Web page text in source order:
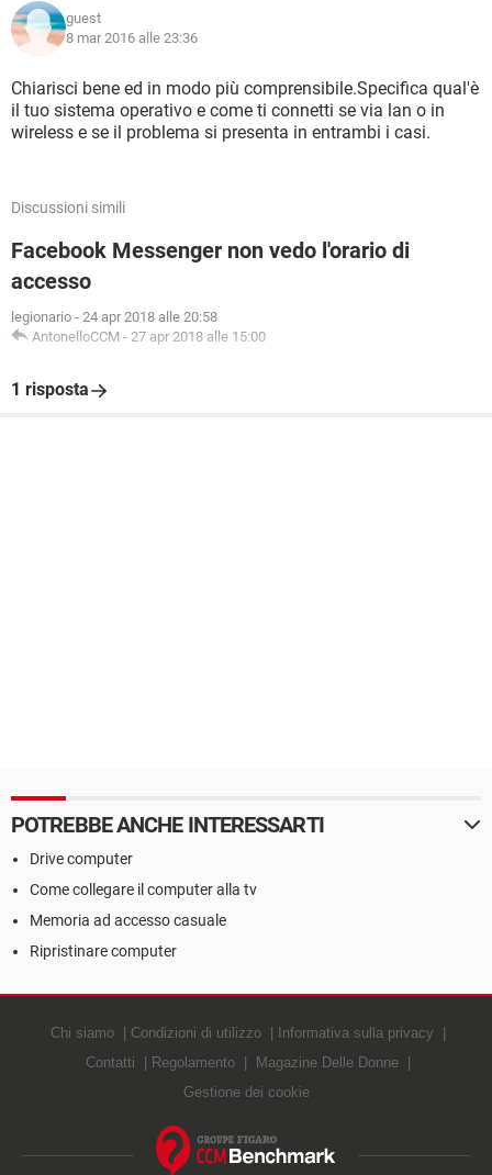
guest
8 mar 2016 alle 23:36
Chiarisci bene ed in modo più comprensibile.Specifica qual'è
il tuo sistema operativo e come ti connetti se via lan o in
wireless e se il problema si presenta in entrambi i casi.
Discussioni simili
Facebook Messenger non vedo l'orario di
accesso
legionario - 24 apr 2018 alle 20:58
AntonelloCCM - 27 apr 2018 alle 15:00
1 risposta
POTREBBE ANCHE INTERESSARTI
Drive computer
Come collegare il computer alla tv
Memoria ad accesso casuale
Ripristinare computer
Chi siamo Condizioni di utilizzo
Informativa sulla privacy
Contatti
Regolamento
Magazine Delle Donne
Gestione dei cookie